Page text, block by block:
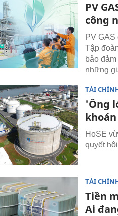
PV
công
PV GAS
Tập
bảo
những
TÀI
'Ông
HoSE
quyết
TÀI
Tiền
Ai